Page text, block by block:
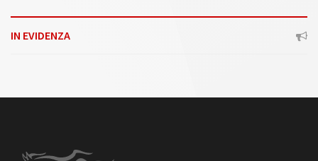
IN EVIDENZA